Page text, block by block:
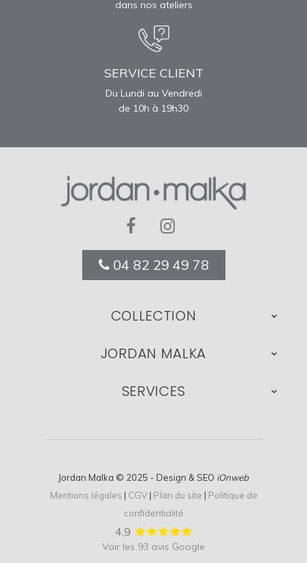
dans nos ateliers
SERVICE CLIENT
Du Lundi au Vendredi
de 10h à 19h30
04 82 29 49 78
COLLECTION 
JORDAN MALKA 
SERVICES 
Jordan Malka © 2025 - Design & SEO iOnweb
Mentions légales | CGV| Plan du site | Politique de
confidentialité
4,9
Voir les 93 avis Google